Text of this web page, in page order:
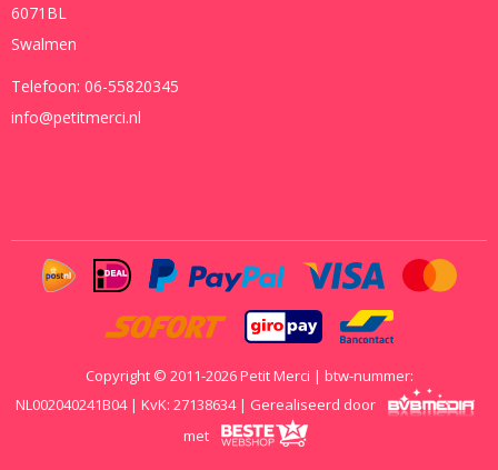
6071BL
Swalmen
Telefoon: 06-55820345
info@petitmerci.nl
Copyright © 2011-2026 Petit Merci | btw-nummer:
NL002040241B04 | KvK: 27138634 | Gerealiseerd door
met